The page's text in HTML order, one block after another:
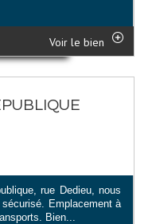
Voir le bien
rue Dedieu, nous
Emplacement à
Bien...